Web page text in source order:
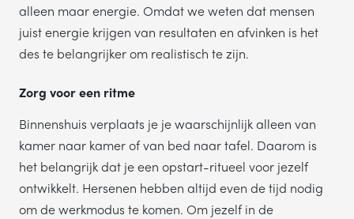
alleen maar energie. Omdat we weten dat mensen
juist energie krijgen van resultaten en afvinken is het
des te belangrijker om realistisch te zijn.
Zorg voor een ritme
Binnenshuis verplaats je je waarschijnlijk alleen van
kamer naar kamer of van bed naar tafel. Daarom is
het belangrijk dat je een opstart-ritueel voor jezelf
ontwikkelt. Hersenen hebben altijd even de tijd nodig
om de werkmodus te komen. Om jezelf in de